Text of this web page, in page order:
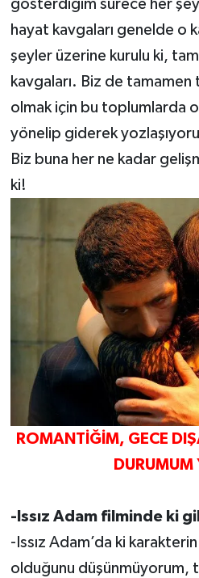
gösterdiğim sürece her
hayat kavgaları genelde o
şeyler üzerine kurulu ki,
kavgaları. Biz de
olmak için bu toplumlarda
yönelip giderek
Biz buna her ne kadar
ki!
ROMANTİĞİM, GECE
DURUMUM
-Issız Adam filminde ki
-Issız Adam’da ki
olduğunu düşünmüyorum,